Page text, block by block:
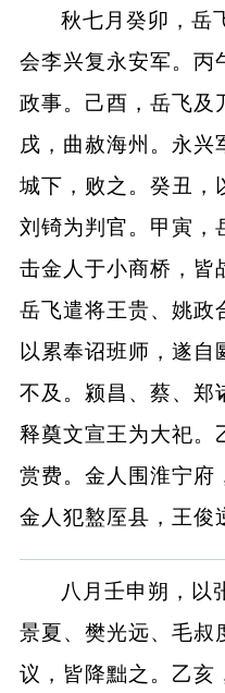
秋七月癸卯，岳
会李兴复永安军。丙
政事。己酉，岳飞及
戌，曲赦海州。永兴
城下，败之。癸丑，
刘锜为判官。甲寅，
击金人于小商桥，皆
岳飞遣将王贵、姚政
以累奉诏班师，遂自
不及。颍昌、蔡、郑
释奠文宣王为大祀。
赏费。金人围淮宁府
金人犯盭厔县，王俊
八月壬申朔，以
景夏、樊光远、毛叔
议，皆降黜之。乙亥